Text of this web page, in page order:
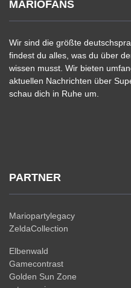
MARIOFANS
Wir sind die größte
findest du alles, was du über
wissen musst. Wir bieten
aktuellen Nachrichten über
schau dich in Ruhe um.
PARTNER
Mariopartylegacy
ZeldaCollection
Elbenwald
Gamecontrast
Golden Sun Zone